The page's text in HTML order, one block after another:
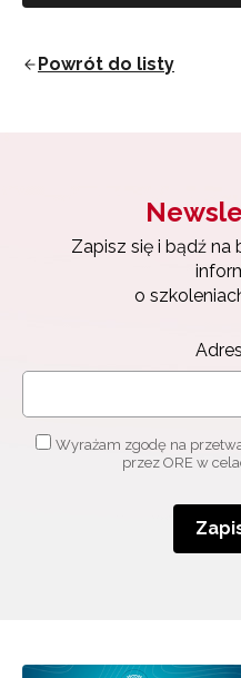
Powrót do listy
Zapisz się i bądź na
o
Wyrażam zgodę na
przez ORE w
Newsletter
Zapisz się i bądź na
informacjami
o szkoleniach i
osobowych przez ORE w
Zapisuję się